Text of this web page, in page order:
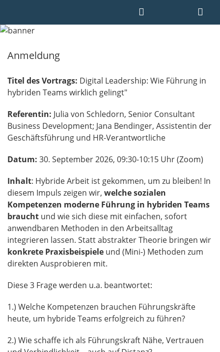
Anmeldung
Titel des Vortrags: Digital Leadership: Wie Führung in
hybriden Teams wirklich gelingt"
Referentin: Julia von Schledorn, Senior Consultant
Business Development; Jana Bendinger, Assistentin der
Geschäftsführung und HR-Verantwortliche
Datum: 30. September 2026, 09:30-10:15 Uhr (Zoom)
Inhalt: Hybride Arbeit ist gekommen, um zu bleiben! In
diesem Impuls zeigen wir, welche sozialen
Kompetenzen moderne Führung in hybriden Teams
braucht und wie sich diese mit einfachen, sofort
anwendbaren Methoden in den Arbeitsalltag
integrieren lassen. Statt abstrakter Theorie bringen wir
konkrete Praxisbeispiele und (Mini-) Methoden zum
direkten Ausprobieren mit.
Diese 3 Frage werden u.a. beantwortet:
1.) Welche Kompetenzen brauchen Führungskräfte
heute, um hybride Teams erfolgreich zu führen?
2.) Wie schaffe ich als Führungskraft Nähe, Vertrauen